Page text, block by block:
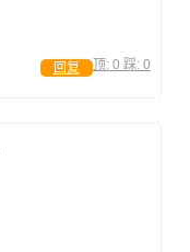
顶: 0 踩: 0
回复